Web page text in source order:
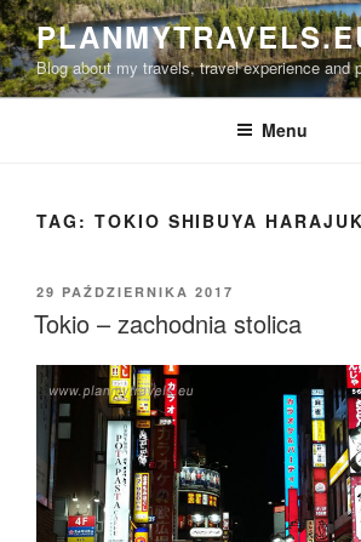
Przejdź
do
treściBlog about my travels, travel experience and
Menu
TAG: TOKIO SHIBUYA
OPUBLIKOWANE
W
29 PAŹDZIERNIKA 2017
Tokio – zachodnia stolica